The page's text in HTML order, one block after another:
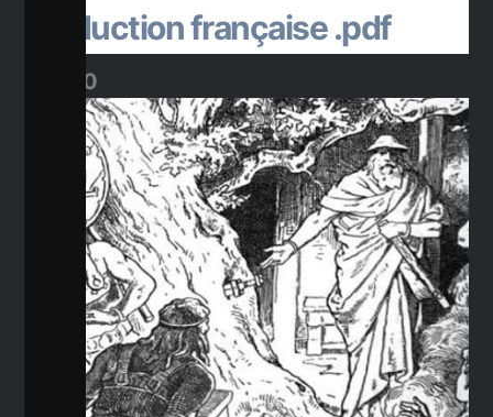
Traduction française .pdf
20.00